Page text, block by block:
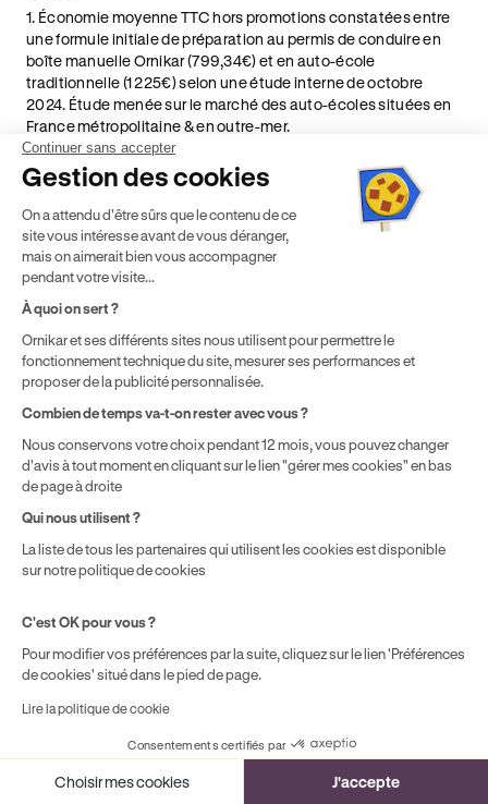
1. Économie moyenne TTC hors promotions constatées entre
une formule initiale de préparation au permis de conduire en
boîte manuelle Ornikar (799,34€) et en auto-école
traditionnelle (1 225€) selon une étude interne de octobre
2024. Étude menée sur le marché des auto-écoles situées en
France métropolitaine & en outre-mer.
2. D'après une étude interne de novembre 2024. Étude menée
sur un échantillon aléatoire d'auto-écoles situées en France
métropolitaine & en outre-mer. Par formation initiale au code
on entend un accès à des supports de révisions qui
permettent de se former et se présenter à l'examen théorique
du code, selon les obligations légales en vigueur.
5. Montant du financement CPF variable selon les droits
acquis par chaque bénéficiaire. Exemple donné pour un
titulaire disposant de 500 € de droits CPF. Le reste à charge
dépend du solde disponible sur le Compte Personnel de
Formation et du prix de la formation choisie.
Continuer sans accepter
Gestion des cookies
On a attendu d'être sûrs que le contenu de ce
site vous intéresse avant de vous déranger,
mais on aimerait bien vous accompagner
pendant votre visite...
À quoi on sert ?
Ornikar et ses différents sites nous utilisent pour permettre le
fonctionnement technique du site, mesurer ses performances et
proposer de la publicité personnalisée.
Combien de temps va-t-on rester avec vous ?
Nous conservons votre choix pendant 12 mois, vous pouvez changer
d'avis à tout moment en cliquant sur le lien "gérer mes cookies" en bas
de page à droite
Qui nous utilisent ?
La liste de tous les partenaires qui utilisent les cookies est disponible
sur notre politique de cookies
C'est OK pour vous ?
Pour modifier vos préférences par la suite, cliquez sur le lien 'Préférences
de cookies' situé dans le pied de page.
Lire la politique de cookie
Consentements certifiés par
Choisir mes cookies J'accepte
Cookies